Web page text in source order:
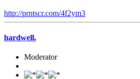
http://prntscr.com/4f2ym3
hardwell.
Moderator